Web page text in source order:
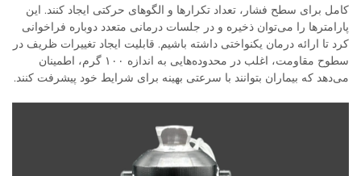
کامل برای سطح فشار، تعداد تکرارها و الگوهای حرکتی ایجاد کنند. این
پارامترها را می‌توان ذخیره و در جلسات درمانی متعدد دوباره فراخوانی
کرد تا ارائه درمان یکنواختی داشته باشیم. قابلیت ایجاد تغییرات ظریف در
سطوح مقاومت، اغلب در محدوده‌هایی به اندازه ۱۰۰ گرم، اطمینان
می‌دهد که بیماران بتوانند با سرعتی بهینه برای شرایط خود پیشرفت کنند.